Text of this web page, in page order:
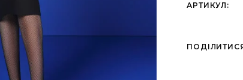
АРТИКУЛ: